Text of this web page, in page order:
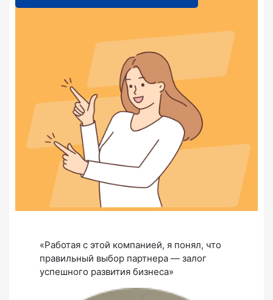
«Работая с этой компанией, я понял, что
правильный выбор партнера — залог
успешного развития бизнеса»